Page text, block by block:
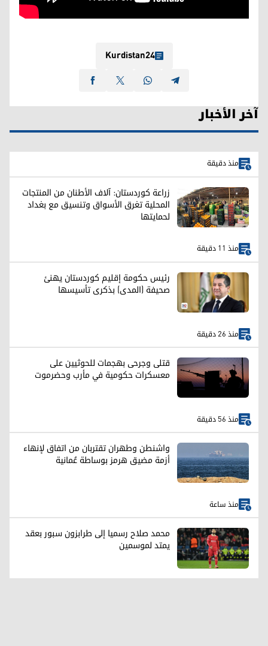
Kurdistan24
آخر الأخبار
منذ دقيقة
زراعة كوردستان: آلاف الأطنان من المنتجات
المحلية تغرق الأسواق وتنسيق مع بغداد
لحمايتها
منذ 11 دقيقة
رئيس حكومة إقليم كوردستان يهنئ
صحيفة (المدى) بذكرى تأسيسها
منذ 26 دقيقة
قتلى وجرحى بهجمات للحوثيين على
معسكرات حكومية في مأرب وحضرموت
منذ 56 دقيقة
واشنطن وطهران تقتربان من اتفاق لإنهاء
أزمة مضيق هرمز بوساطة عُمانية
منذ ساعة
محمد صلاح رسميا إلى طرابزون سبور بعقد
يمتد لموسمين